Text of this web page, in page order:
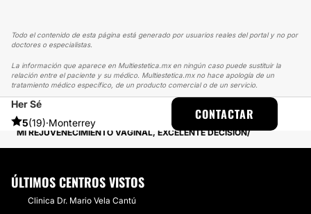
Todo el contenido de esta página está generado por usuarios reales del portal y no por
doctores o especialistas.
La información que aparece en Multiestetica.mx en ningún caso puede sustituir la
relación entre el paciente y su médico. Multiestetica.mx no hace apología de un
tratamiento médico específico, de un producto comercial o de un servicio.
Her Sé
5(19)·Monterrey
CONTACTAR
MULTIESTETICA
EXPERIENCIAS SOBRE REJUVENECIMIENTO VAGINAL
MI REJUVENECIMIENTO VAGINAL, EXCELENTE DECISIÓN
ÚLTIMOS CENTROS VISTOS
Clinica Dr. Mario Vela Cantú